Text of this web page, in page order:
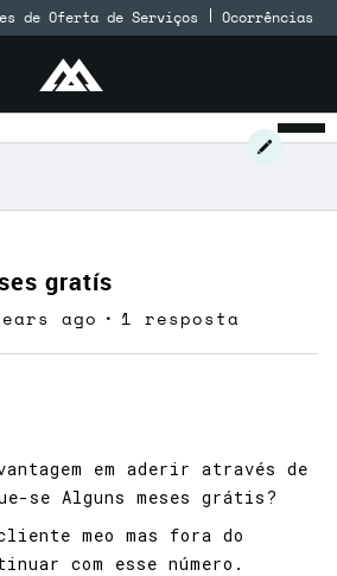
de Oferta de Serviços Ocorrências
gratís
ago 1 resposta
em aderir através de
se Alguns meses grátis?
meo mas fora do
com esse número.